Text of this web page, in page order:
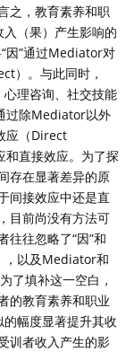
之，教育素养和职
（果）产生影响的
因”通过Mediator对
）。与此同时，
理咨询、社交技能
过除Mediator以外
应（Direct
直接效应。为了探
存在显著差异的原
间接效应中还是直
目前尚没有方法可
往往忽略了“因”和
以及Mediator和
了填补这一空白，
的教育素养和职业
幅度显著提升其收
训者收入产生的影